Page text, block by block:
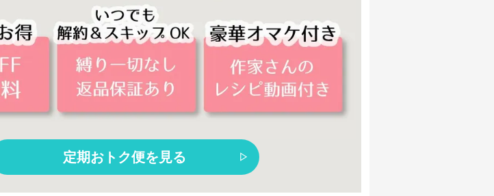
定期おトク便を見る